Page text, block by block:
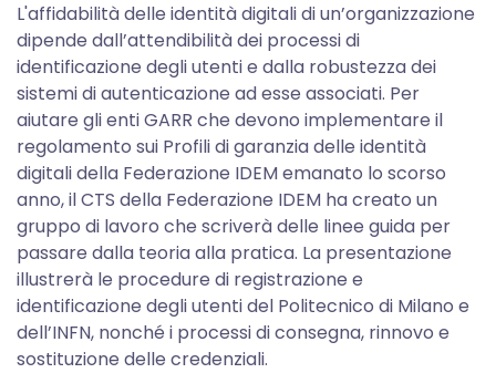
L'affidabilità delle identità digitali di un’organizzazione
dipende dall’attendibilità dei processi di
identificazione degli utenti e dalla robustezza dei
sistemi di autenticazione ad esse associati. Per
aiutare gli enti GARR che devono implementare il
regolamento sui Profili di garanzia delle identità
digitali della Federazione IDEM emanato lo scorso
anno, il CTS della Federazione IDEM ha creato un
gruppo di lavoro che scriverà delle linee guida per
passare dalla teoria alla pratica. La presentazione
illustrerà le procedure di registrazione e
identificazione degli utenti del Politecnico di Milano e
dell’INFN, nonché i processi di consegna, rinnovo e
sostituzione delle credenziali.